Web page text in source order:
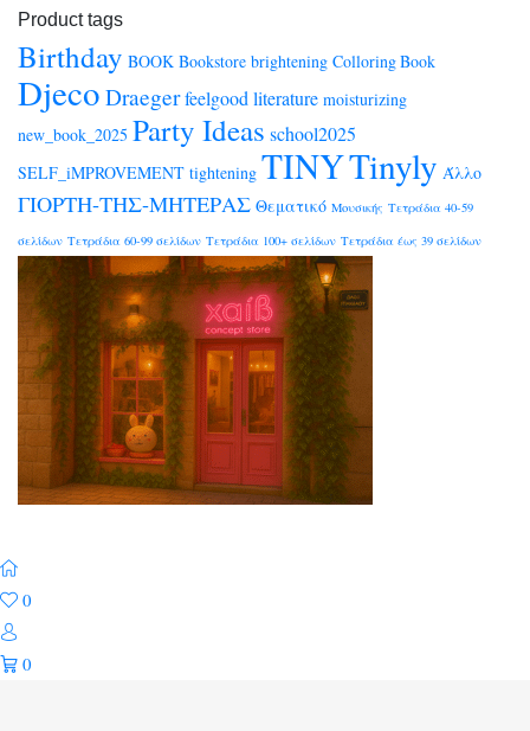
Product tags
Birthday BOOK Bookstore brightening Colloring Book
Djeco Draegerfeelgoodliterature moisturizing
new_book_2025 Party Ideas school2025
SELF_iMPROVEMENT tightening TINYTinyly Άλλο
ΓΙΟΡΤΗ-ΤΗΣ-ΜΗΤΕΡΑΣ Θεματικό Μουσικής Τετράδια 40-59
σελίδων Τετράδια 60-99 σελίδων Τετράδια 100+ σελίδων Τετράδια έως 39 σελίδων
0
0